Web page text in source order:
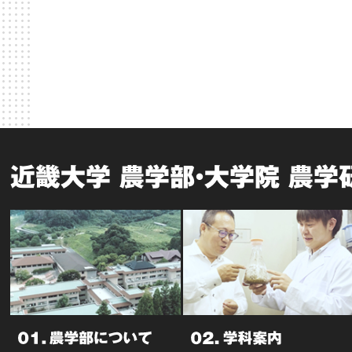
近畿大学 農学部・大学院 農学